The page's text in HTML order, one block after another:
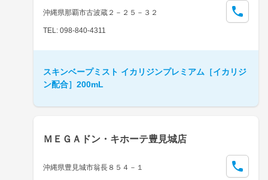
沖縄県那覇市古波蔵２－２５－３２
TEL: 098-840-4311
スキンベープミスト イカリジンプレミアム［イカリジ
ン配合］200mL
ＭＥＧＡドン・キホーテ豊見城店
沖縄県豊見城市翁長８５４－１